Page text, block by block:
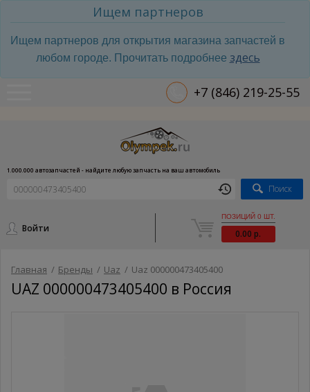
Ищем партнеров
Ищем партнеров для открытия магазина запчастей в
любом городе. Прочитать подробнее здесь
+7 (846) 219-25-55
1.000.000 автозапчастей - найдите любую запчасть на ваш автомобиль
Поиск
Войти
ПОЗИЦИЙ 0 ШТ.
0.00 р.
Главная / Бренды / Uaz / Uaz 000000473405400
UAZ 000000473405400 в Россия